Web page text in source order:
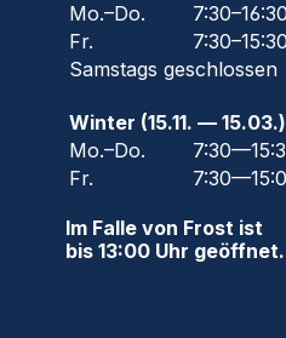
Mo.–Do.
Fr.
Samstags geschlossen
Winter (15.11. —
Mo.–Do.
Fr.
Im Falle von Frost ist
bis 13:00 Uhr geöffnet.